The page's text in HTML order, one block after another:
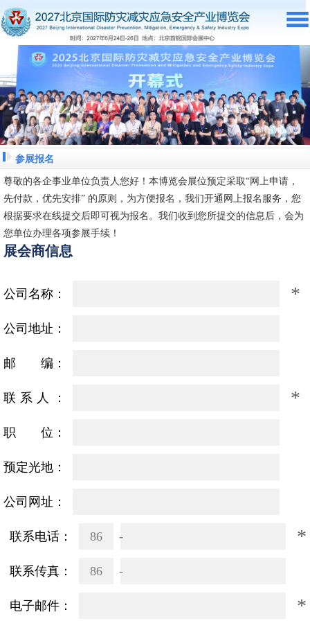
参展报名
尊敬的各企事业单位负责人您好！本博览会展位预定采取“网上申请，
先付款，优先安排” 的原则，为方便报名，我们开通网上报名服务，您
根据要求在线提交后即可视为报名。我们收到您所提交的信息后，会为
您单位办理各项参展手续！
展会商信息
公司名称： *
公司地址：
邮 编：
联系人： *
职 位：
预定光地：
公司网址：
联系电话： 86 *
联系传真： 86
电子邮件： *